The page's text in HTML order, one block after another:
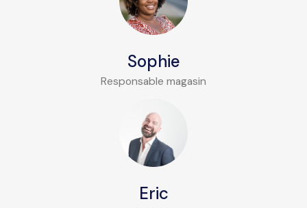
Sophie
Responsable magasin
Eric